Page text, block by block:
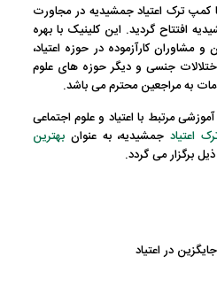
کمپ ترک اعتیاد جمشیدیه در مجاورت
افتتاح گردید. این کلینیک با بهره
و مشاوران کارآزموده در حوزه اعتیاد،
اختلالات جنسی و دیگر حوزه های علوم
به مراجعین محترم می باشد.
مرتبط با اعتیاد و علوم اجتماعی
اعتیادجمشیدیه، به عنوانبهترین
برگزار می گردد.
در اعتیاد